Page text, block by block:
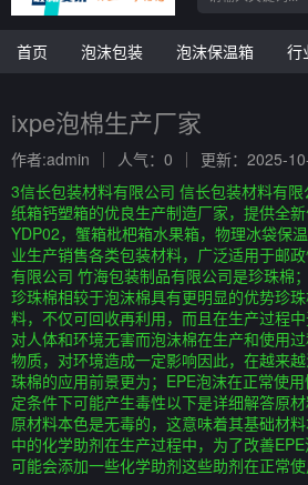
首页 泡沫包装 泡沫保温箱 行
ixpe泡棉生产厂家
作者:admin 人气：0
更新：2025-
3信长包装材料有限公司 信长包装材料有限
纸箱钙塑箱的优良生产制造厂家，提供全
YDP02，蟹箱枇杷箱水果箱，物理冰袋保
业生产销售各类包装材料，广泛适用于邮
有限公司 竹海包装制品有限公司是珍珠棉
珍珠棉相较于泡沫棉具有更明显的优势珍
料，不仅可回收再利用，而且在生产过程中
对人体和环境无害而泡沫棉在生产和使用
物质，对环境造成一定影响因此，在越来
珠棉的应用前景更为；EPE泡沫在正常使
定条件下可能产生毒性以下是详细解答原
原材料本色是无毒的，这意味着其基础材
中的化学助剂在生产过程中，为了改善EPE
可能会添加一些化学助剂这些助剂在正常使